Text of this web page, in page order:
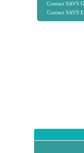
Contact SAVS
Contact SAVS